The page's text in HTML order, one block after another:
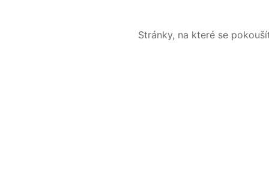
Stránky, na které se